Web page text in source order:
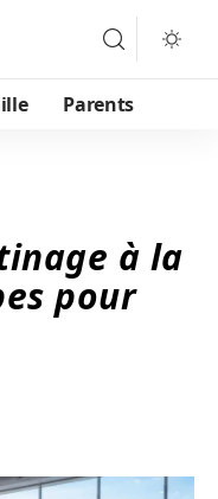
Parents
à la
pour